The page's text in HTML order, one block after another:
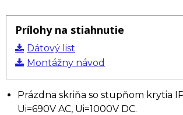
Prílohy na stiahnutie
Dátový list
Montážny návod
Prázdna skriňa so stupňom krytia
Ui=690V AC, Ui=1000V DC.